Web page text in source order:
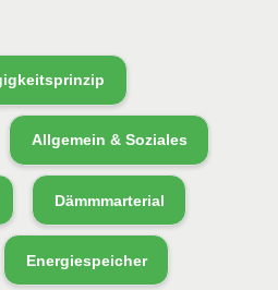
Allgemein & Soziales
Dämmmarterial
Energiespeicher